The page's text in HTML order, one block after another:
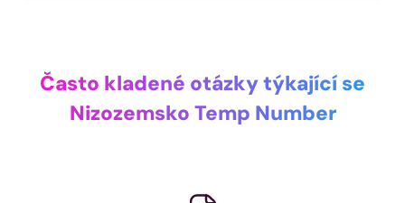
Často kladené otázky týkající se
Nizozemsko Temp Number